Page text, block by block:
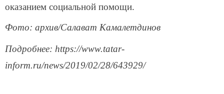
оказанием социальной помощи.
Фото: архив/Салават Камалетдинов
Подробнее: https://www.tatar-
inform.ru/news/2019/02/28/643929/